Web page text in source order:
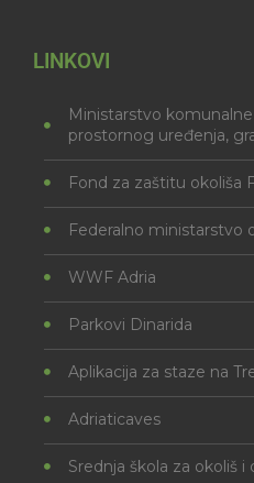
LINKOVI
Ministarstvo
prostornog uređenja,
Fond za zaštitu okoliša
Federalno ministarstvo
WWF Adria
Parkovi Dinarida
Aplikacija za staze na
Adriaticaves
Srednja škola za okoliš i